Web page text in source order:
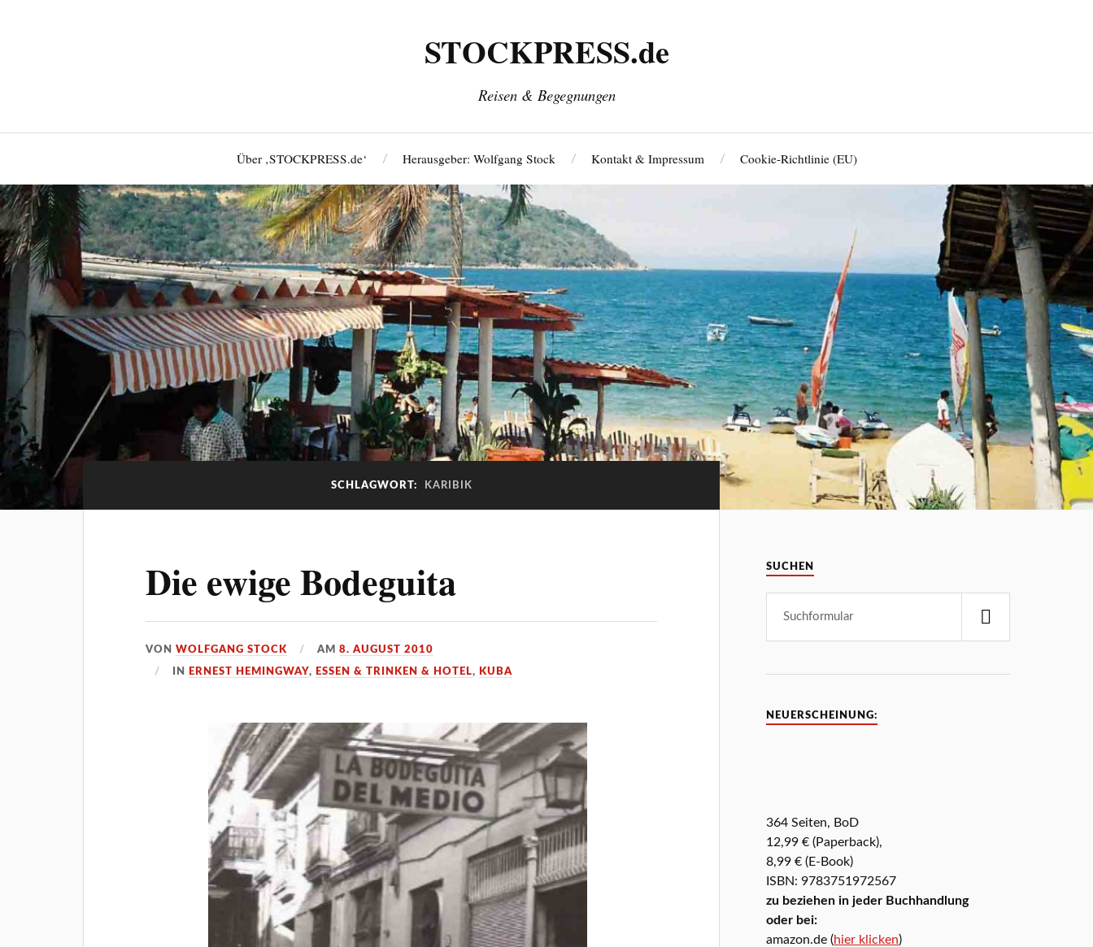
STOCKPRESS.de
Reisen & Begegnungen
Über ‚STOCKPRESS.de‘ Herausgeber: Wolfgang Stock Kontakt & Impressum Cookie-Richtlinie (EU)
SCHLAGWORT: KARIBIK
Die ewige Bodeguita
VONWOLFGANG STOCK AM8. AUGUST 2010
IN ERNEST HEMINGWAY, ESSEN & TRINKEN & HOTEL, KUBA
SUCHEN
NEUERSCHEINUNG:
364 Seiten, BoD
12,99 € (Paperback),
8,99 € (E-Book)
ISBN: 9783751972567
zu beziehen in jeder Buchhandlung
oder bei:
amazon.de (hier klicken)